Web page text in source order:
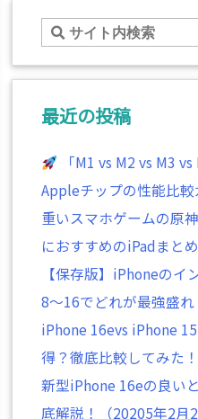
最近の投稿
「M1 vs M2 vs M3
Appleチップの性能比較
重いスマホゲームの原
におすすめのiPadまとめ
【保存版】iPhoneのイ
8～16でどれが最強盛れ
iPhone 16evs iPhone
得？徹底比較してみた！
新型iPhone 16eの良い
底解説！（20205年2月